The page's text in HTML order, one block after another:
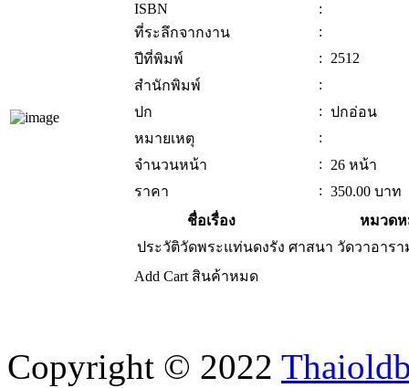
ISBN
:
ที่ระลึกจากงาน
:
ปีที่พิมพ์
: 2512
สำนักพิมพ์
:
ปก
: ปกอ่อน
หมายเหตุ
:
จำนวนหน้า
: 26 หน้า
ราคา
: 350.00 บาท
ชื่อเรื่อง
หมวด
ประวัติวัดพระแท่นดงรัง ศาสนา วัดวาอาร
Add Cart สินค้าหมด
Copyright © 2022